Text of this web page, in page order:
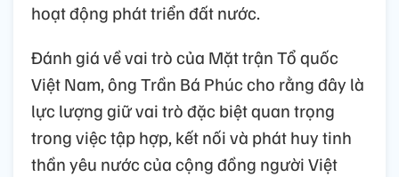
hoạt động phát triển đất nước.
Đánh giá về vai trò của Mặt trận Tổ quốc
Việt Nam, ông Trần Bá Phúc cho rằng đây là
lực lượng giữ vai trò đặc biệt quan trọng
trong việc tập hợp, kết nối và phát huy tinh
thần yêu nước của cộng đồng người Việt